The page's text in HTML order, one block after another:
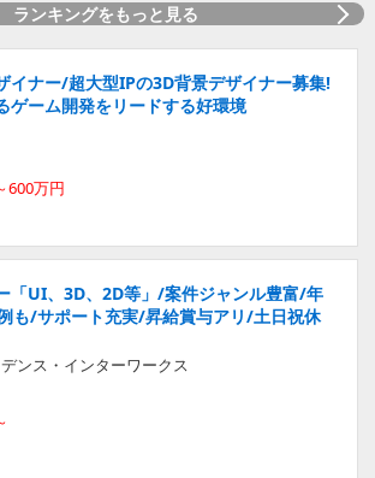
ランキングをもっと見る
イナー/超大型IPの3D背景デザイナー募集!
ゲーム開発をリードする好環境
600万円
「UI、3D、2D等」/案件ジャンル豊富/年
も/サポート充実/昇給賞与アリ/土日祝休
ンス・インターワークス